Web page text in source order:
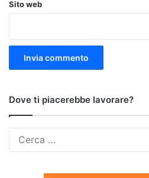
Sito web
Dove ti piacerebbe lavorare?